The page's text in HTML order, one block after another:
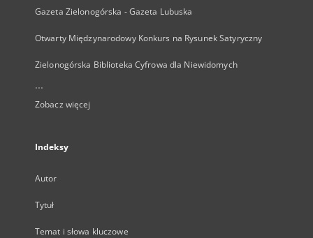
Gazeta Zielonogórska - Gazeta Lubuska
Otwarty Międzynarodowy Konkurs na Rysunek Satyryczny
Zielonogórska Biblioteka Cyfrowa dla Niewidomych
...
Zobacz więcej
Indeksy
Autor
Tytuł
Temat i słowa kluczowe